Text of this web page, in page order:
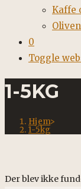
Kaffe
0
Toggle
1-5KG
Hjem>
1-5kg
Der blev ikke